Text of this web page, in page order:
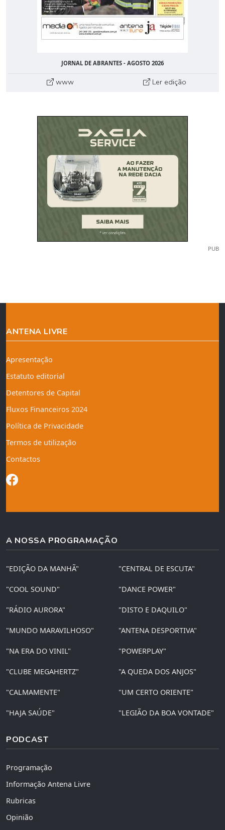
JORNAL DE ABRANTES - AGOSTO 2026
www Ler edição
PUB
ANTENA LIVRE
Apresentação
Estatuto editorial
Detentores de Capital
Fluxos Financeiros 2024
Política de Privacidade
Termos de utilização
Contactos
A NOSSA PROGRAMAÇÃO
"EDIÇÃO DA MANHÃ" "CENTRAL DE ESCUTA"
"COOL SOUND" "DANCE POWER"
"RÁDIO AURORA" "DISTO E DAQUILO"
"MUNDO MARAVILHOSO" "ANTENA DESPORTIVA"
"NA ERA DO VINIL" "POWERPLAY"
"CLUBE MEGAHERTZ" "A QUEDA DOS ANJOS"
"CALMAMENTE" "UM CERTO ORIENTE"
"HAJA SAÚDE" "LEGIÃO DA BOA VONTADE"
PODCAST
Programação
Informação Antena Livre
Rubricas
Opinião